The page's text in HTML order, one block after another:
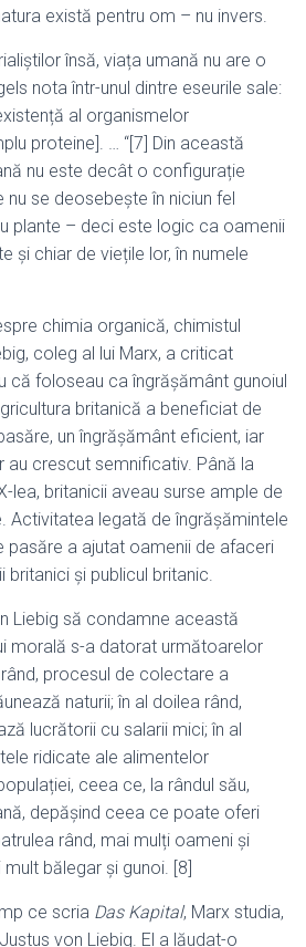
există pentru om – nu invers.
însă, viața umană nu are o
nota într-unul dintre eseurile sale:
al organismelor
proteine]. … “[7] Din această
nu este decât o configurație
nu se deosebește în niciun fel
plante – deci este logic ca oamenii
și chiar de viețile lor, în numele
chimia organică, chimistul
coleg al lui Marx, a criticat
că foloseau ca îngrășământ gunoiul
britanică a beneficiat de
un îngrășământ eficient, iar
au crescut semnificativ. Până la
lea, britanicii aveau surse ample de
Activitatea legată de îngrășămintele
pasăre a ajutat oamenii de afaceri
britanici și publicul britanic.
Liebig să condamne această
morală s-a datorat următoarelor
procesul de colectare a
naturii; în al doilea rând,
lucrătorii cu salarii mici; în al
ridicate ale alimentelor
ceea ce, la rândul său,
depășind ceea ce poate oferi
rând, mai mulți oameni și
bălegar și gunoi. [8]
ce scria Das Kapital, Marx studia,
von Liebig. El a lăudat-o